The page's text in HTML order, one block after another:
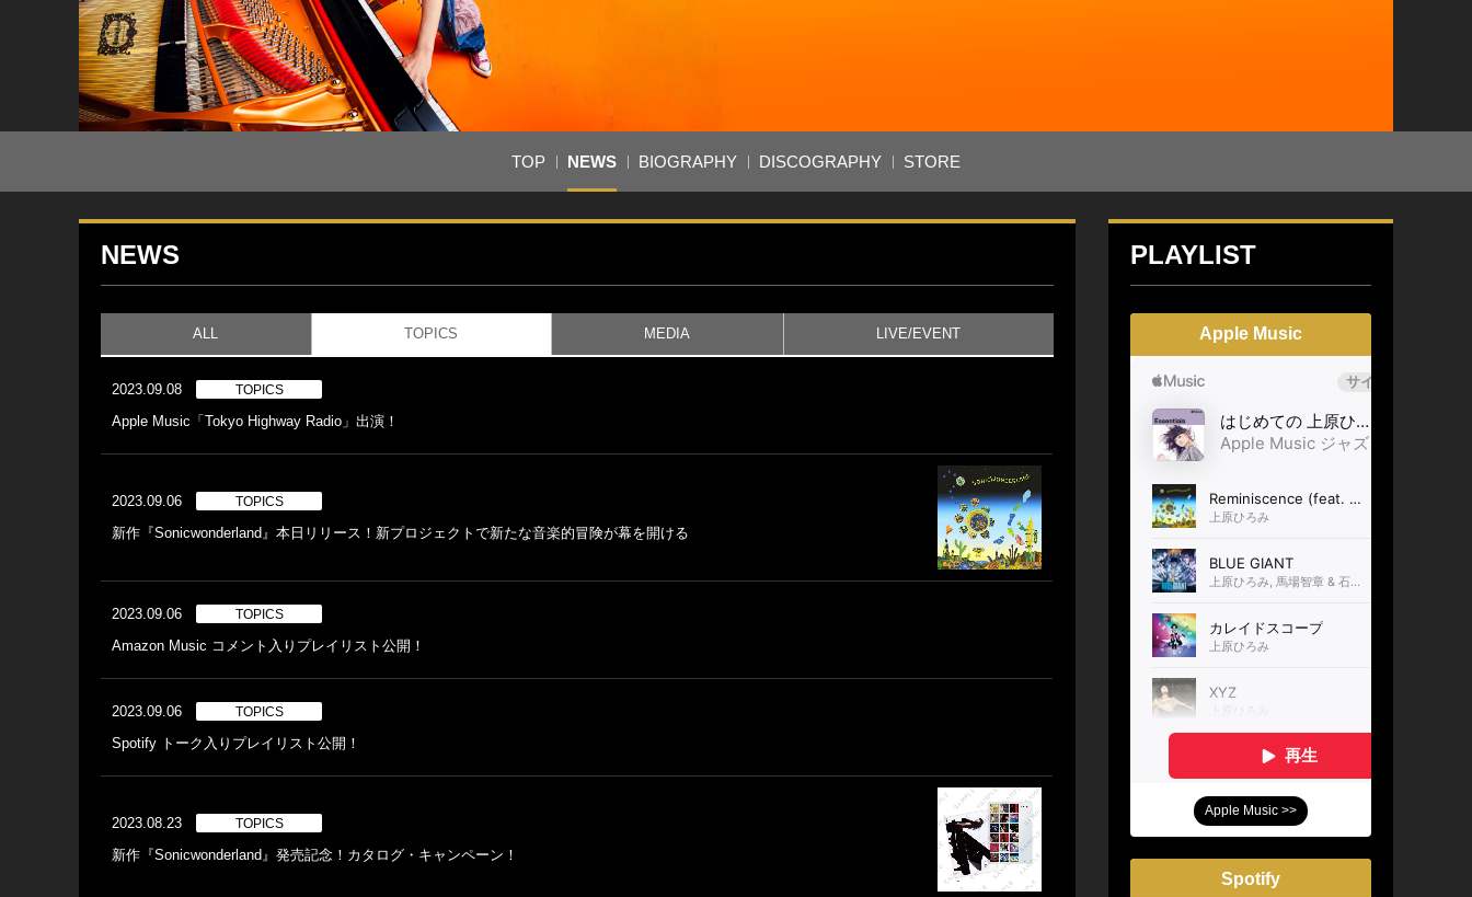
TOP NEWS BIOGRAPHY DISCOGRAPHY STORE
NEWS
ALL TOPICS MEDIA LIVE/EVENT
2023.09.08 TOPICS
Apple Music「Tokyo Highway Radio」出演！
2023.09.06 TOPICS
新作『Sonicwonderland』本日リリース！新プロジェクトで新たな音楽的冒険が幕を開ける
2023.09.06 TOPICS
Amazon Music コメント入りプレイリスト公開！
2023.09.06 TOPICS
Spotify トーク入りプレイリスト公開！
2023.08.23 TOPICS
新作『Sonicwonderland』発売記念！カタログ・キャンペーン！
PLAYLIST
Apple Music
Apple Music >>
Spotify